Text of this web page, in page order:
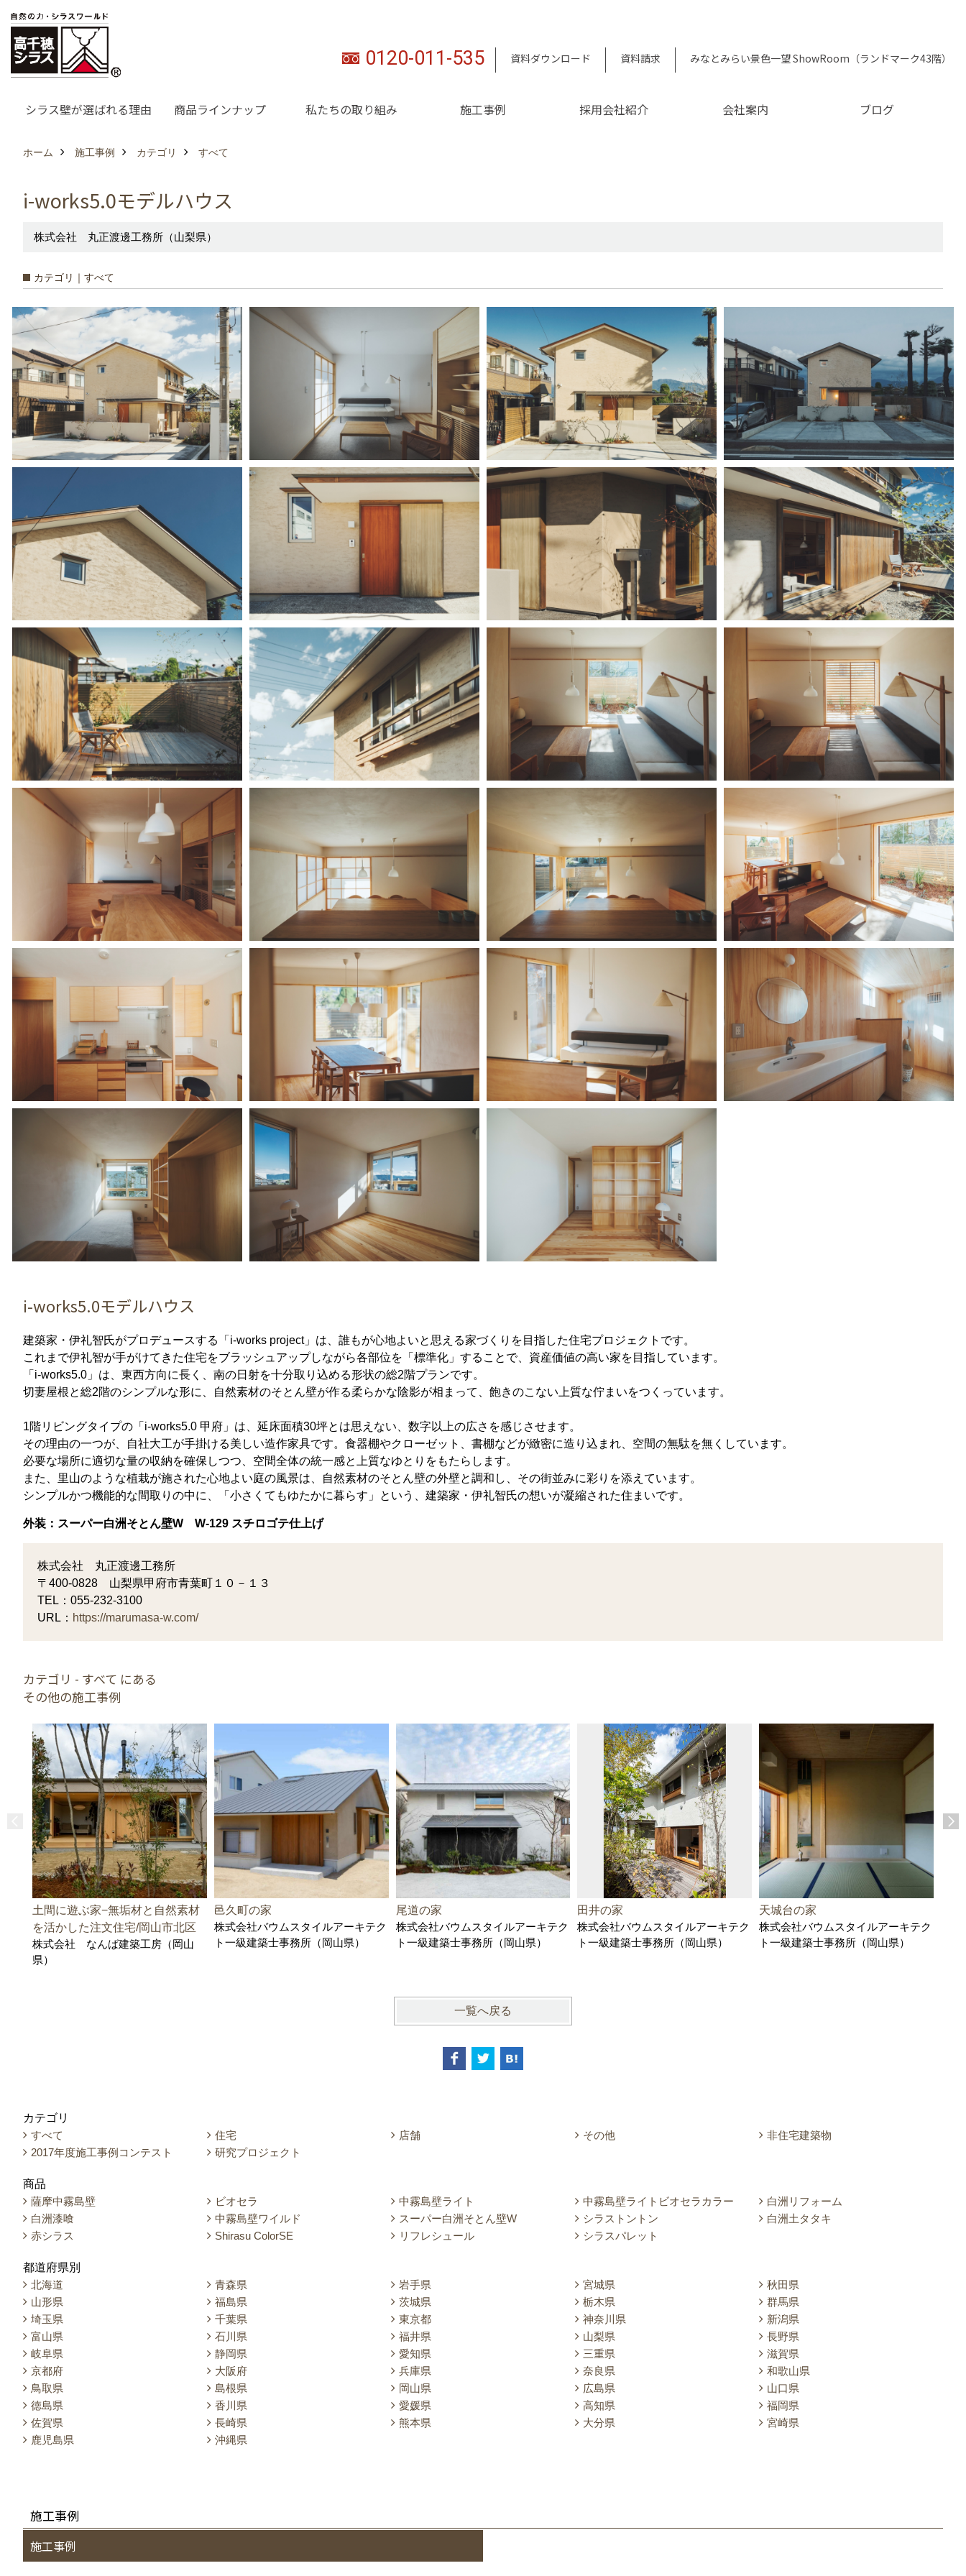
0120-011-535 資料ダウンロード 資料請求 みなとみらい景色一望 ShowRoom（ランドマーク43階）
シラス壁が選ばれる理由 商品ラインナップ 私たちの取り組み 施工事例 採用会社紹介 会社案内 ブログ
ホーム 施工事例 カテゴリ すべて
i-works5.0モデルハウス
株式会社 丸正渡邊工務所（山梨県）
カテゴリ｜すべて
i-works5.0モデルハウス
建築家・伊礼智氏がプロデュースする「i-works project」は、誰もが心地よいと思える家づくりを目指した住宅プロジェクトです。
これまで伊礼智が手がけてきた住宅をブラッシュアップしながら各部位を「標準化」することで、資産価値の高い家を目指しています。
「i-works5.0」は、東西方向に長く、南の日射を十分取り込める形状の総2階プランです。
切妻屋根と総2階のシンプルな形に、自然素材のそとん壁が作る柔らかな陰影が相まって、飽きのこない上質な佇まいをつくっています。
1階リビングタイプの「i-works5.0 甲府」は、延床面積30坪とは思えない、数字以上の広さを感じさせます。
その理由の一つが、自社大工が手掛ける美しい造作家具です。食器棚やクローゼット、書棚などが緻密に造り込まれ、空間の無駄を無くしています。
必要な場所に適切な量の収納を確保しつつ、空間全体の統一感と上質なゆとりをもたらします。
また、里山のような植栽が施された心地よい庭の風景は、自然素材のそとん壁の外壁と調和し、その街並みに彩りを添えています。
シンプルかつ機能的な間取りの中に、「小さくてもゆたかに暮らす」という、建築家・伊礼智氏の想いが凝縮された住まいです。
外装：スーパー白洲そとん壁W W-129 スチロゴテ仕上げ
株式会社 丸正渡邊工務所
〒400-0828 山梨県甲府市青葉町１０－１３
TEL：055-232-3100
URL： https://marumasa-w.com/
カテゴリ - すべて にある
その他の施工事例
土間に遊ぶ家−無垢材と自然素材
を活かした注文住宅/岡山市北区
株式会社 なんば建築工房（岡山
県）
邑久町の家
株式会社バウムスタイルアーキテク
ト一級建築士事務所（岡山県）
尾道の家
株式会社バウムスタイルアーキテク
ト一級建築士事務所（岡山県）
田井の家
株式会社バウムスタイルアーキテク
ト一級建築士事務所（岡山県）
天城台の家
株式会社バウムスタイルアーキテク
ト一級建築士事務所（岡山県）
一覧へ戻る
カテゴリ
すべて
住宅 店舗 その他
非住宅建築物
2017年度施工事例コンテスト
研究プロジェクト
商品
薩摩中霧島壁
ビオセラ 中霧島壁ライト 中霧島壁ライトビオセラカラー
白洲リフォーム
白洲漆喰
中霧島壁ワイルド スーパー白洲そとん壁W シラストントン
白洲土タタキ
赤シラス
Shirasu ColorSE リフレシュール シラスパレット
都道府県別
北海道
青森県 岩手県 宮城県
秋田県
山形県
福島県 茨城県 栃木県
群馬県
埼玉県
千葉県 東京都 神奈川県
新潟県
富山県
石川県 福井県 山梨県
長野県
岐阜県
静岡県 愛知県 三重県
滋賀県
京都府
大阪府 兵庫県 奈良県
和歌山県
鳥取県
島根県 岡山県 広島県
山口県
徳島県
香川県 愛媛県 高知県
福岡県
佐賀県
長崎県 熊本県 大分県
宮崎県
鹿児島県
沖縄県
施工事例
施工事例